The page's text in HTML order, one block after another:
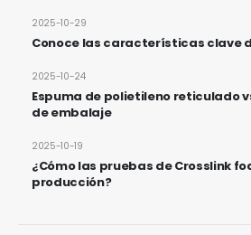
Conoce las características clave
2025-10-29
Espuma de polietileno reticulado
de embalaje
2025-10-24
¿Cómo las pruebas de Crosslink
producción?
2025-10-19